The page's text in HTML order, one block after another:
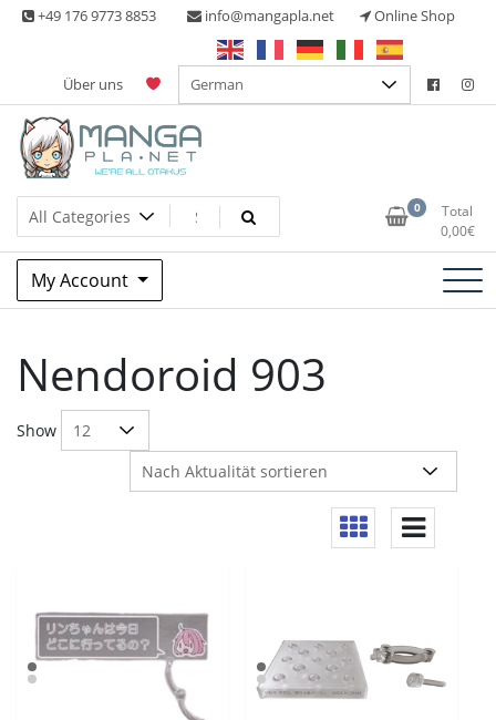
Skip +49 176 9773 8853 info@mangapla.net Online Shop
Über uns
Manga Planet
Split Part Online Shop 0
Total
0,00€
My Account
Nendoroid 903
Show